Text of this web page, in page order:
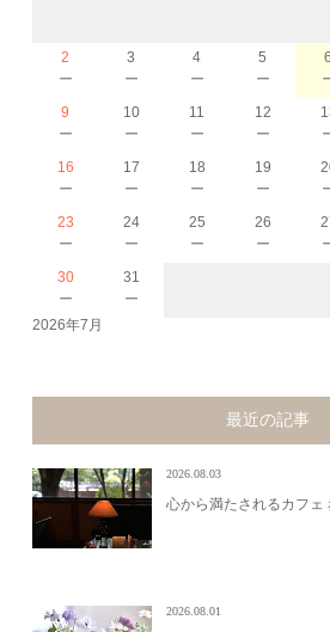
2
－
3
－
4
－
5
－
6
9
－
10
－
11
－
12
－
16
－
17
－
18
－
19
－
23
－
24
－
25
－
26
－
30
－
31
－
2026年7月
最近の記事
2026.08.03
心から満たされるカフェ
2026.08.01